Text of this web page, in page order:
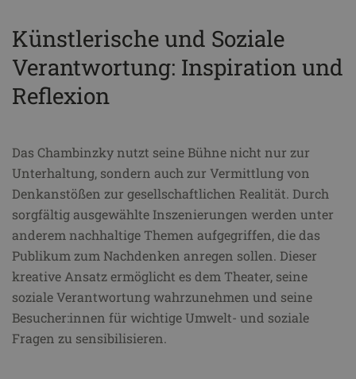
Künstlerische und Soziale
Verantwortung: Inspiration und
Reflexion
Das Chambinzky nutzt seine Bühne nicht nur zur
Unterhaltung, sondern auch zur Vermittlung von
Denkanstößen zur gesellschaftlichen Realität. Durch
sorgfältig ausgewählte Inszenierungen werden unter
anderem nachhaltige Themen aufgegriffen, die das
Publikum zum Nachdenken anregen sollen. Dieser
kreative Ansatz ermöglicht es dem Theater, seine
soziale Verantwortung wahrzunehmen und seine
Besucher:innen für wichtige Umwelt- und soziale
Fragen zu sensibilisieren.